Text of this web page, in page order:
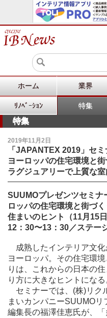
ホーム 業界
ﾘﾉﾍﾞｰｼｮﾝ 特集
特集
2019年11月2日
「JAPANTEX 2019」セ
ヨーロッパの住宅環境と
ラグジュアリーで上質な
SUUMOプレゼンツセミ
ロッパの住宅環境と街づ
住まいのヒント（11月15日
12：30〜13：30／ステー
成熟したインテリア文化
ヨーロッパ。その住宅環境
りは、これからの日本の
り方に大きなヒントになる
セミナーでは、(株)リク
まいカンパニーSUUMOリ
編集長の福澤佳恵氏が、「